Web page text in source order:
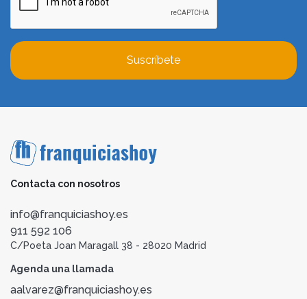
Suscríbete
Contacta con nosotros
info@franquiciashoy.es
911 592 106
C/Poeta Joan Maragall 38 - 28020 Madrid
Agenda una llamada
aalvarez@franquiciashoy.es